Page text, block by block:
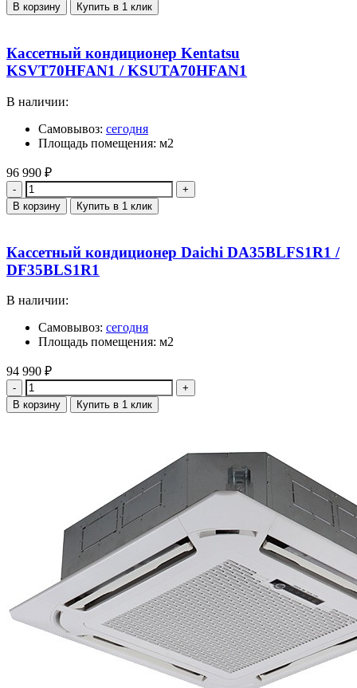
В корзину Купить в 1 клик
Кассетный кондиционер Kentatsu
KSVT70HFAN1 / KSUTA70HFAN1
В наличии:
Самовывоз: сегодня
Площадь помещения: м2
96 990 ₽
Количество
В корзину Купить в 1 клик
Кассетный кондиционер Daichi DA35BLFS1R1 /
DF35BLS1R1
В наличии:
Самовывоз: сегодня
Площадь помещения: м2
94 990 ₽
Количество
В корзину Купить в 1 клик